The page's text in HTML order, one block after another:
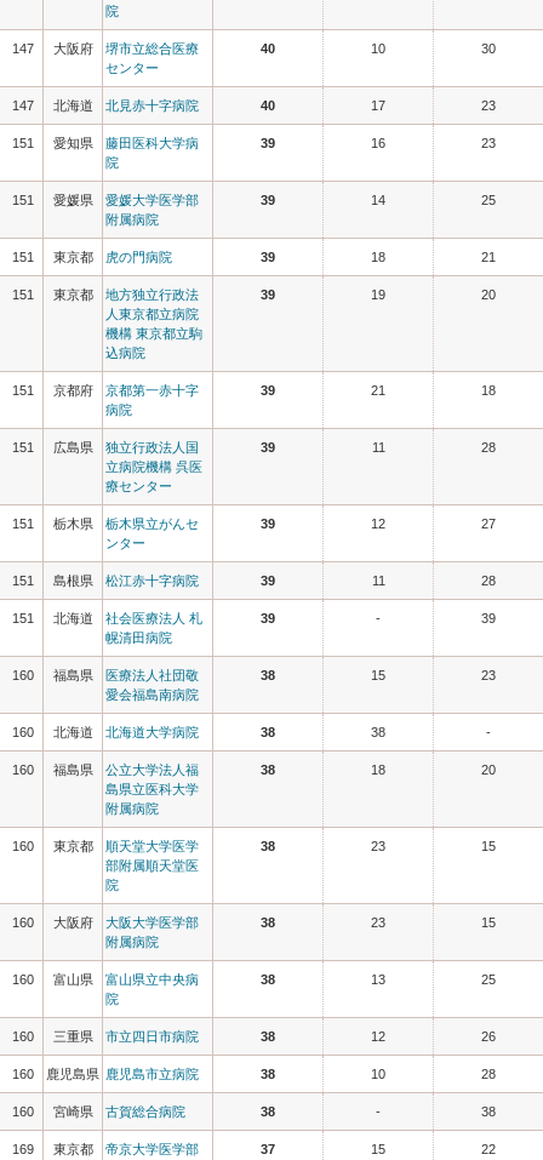
院
147 大阪府
堺市立総合医療
センター
40 10 30
147 北海道 北見赤十字病院 40 17 23
151 愛知県
藤田医科大学病
院
39 16 23
151 愛媛県
愛媛大学医学部
附属病院
39 14 25
151 東京都 虎の門病院 39 18 21
151 東京都
地方独立行政法
人東京都立病院
機構 東京都立駒
込病院
39 19 20
151 京都府
京都第一赤十字
病院
39 21 18
151 広島県
独立行政法人国
立病院機構 呉医
療センター
39 11 28
151 栃木県
栃木県立がんセ
ンター
39 12 27
151 島根県 松江赤十字病院 39 11 28
151 北海道
社会医療法人 札
幌清田病院
39 - 39
160 福島県
医療法人社団敬
愛会福島南病院
38 15 23
160 北海道 北海道大学病院 38 38 -
160 福島県
公立大学法人福
島県立医科大学
附属病院
38 18 20
160 東京都
順天堂大学医学
部附属順天堂医
院
38 23 15
160 大阪府
大阪大学医学部
附属病院
38 23 15
160 富山県
富山県立中央病
院
38 13 25
160 三重県 市立四日市病院 38 12 26
160 鹿児島県 鹿児島市立病院 38 10 28
160 宮崎県 古賀総合病院 38 - 38
169 東京都
帝京大学医学部
37 15 22